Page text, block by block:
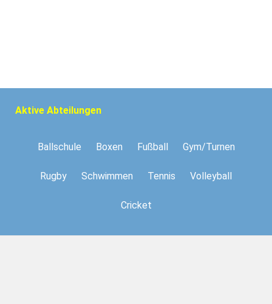
Aktive Abteilungen
Ballschule Boxen Fußball Gym/Turnen
Rugby Schwimmen Tennis Volleyball
Cricket